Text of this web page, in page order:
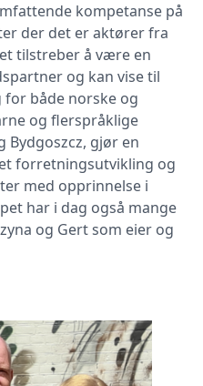
kompetanse på
der det er aktører fra
tilstreber å være en
og kan vise til
både norske og
og flerspråklige
Bydgoszcz, gjør en
forretningsutvikling og
med opprinnelse i
har i dag også mange
og Gert som eier og